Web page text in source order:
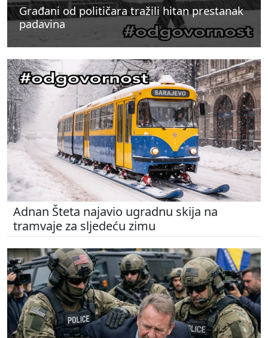
Građani od političara tražili hitan prestanak
padavina
Građani od političara tražili hitan prestanak
padavina
Građani od političara tražili hitan prestanak
padavina
Adnan Šteta najavio ugradnu skija na
tramvaje za sljedeću zimu